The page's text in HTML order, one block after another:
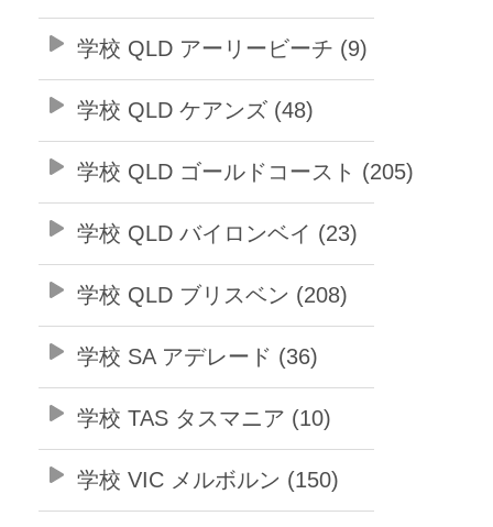
学校 QLD アーリービーチ (9)
学校 QLD ケアンズ (48)
学校 QLD ゴールドコースト (205)
学校 QLD バイロンベイ (23)
学校 QLD ブリスベン (208)
学校 SA アデレード (36)
学校 TAS タスマニア (10)
学校 VIC メルボルン (150)